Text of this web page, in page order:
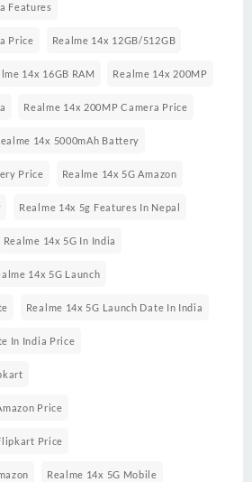
Features
Price Realme 14x 12GB/512GB
14x 16GB RAM Realme 14x 200MP
Realme 14x 200MP Camera Price
14x 5000mAh Battery
Price Realme 14x 5G Amazon
Realme 14x 5g Features In Nepal
Realme 14x 5G In India
14x 5G Launch
Realme 14x 5G Launch Date In India
In India Price
Price
Price
Realme 14x 5G Mobile